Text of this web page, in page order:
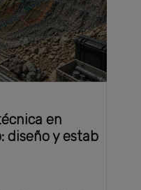
en
diseño y estab